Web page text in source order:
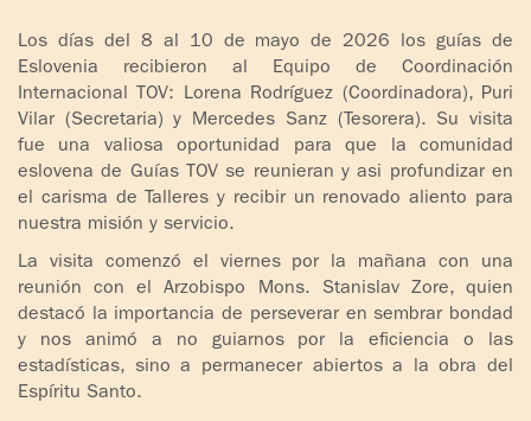
MATRIMONIAL
ENCUENTRO DE
EXPERIENCIA DE
DIOS
CHARLAS Y
JORNADAS DE
EVANGELIZACIÓN
CÍRCULOS DE
ORACIÓN Y VIDA
OBRA
IGNACIO
LARRAÑAGA
VIDEOS
AUDIOS
Los días del 8 al 10 de mayo de 2026 los guías de
Eslovenia recibieron al Equipo de Coordinación
Internacional TOV: Lorena Rodríguez (Coordinadora), Puri
Vilar (Secretaria) y Mercedes Sanz (Tesorera). Su visita
fue una valiosa oportunidad para que la comunidad
eslovena de Guías TOV se reunieran y asi profundizar en
el carisma de Talleres y recibir un renovado aliento para
nuestra misión y servicio.
La visita comenzó el viernes por la mañana con una
reunión con el Arzobispo Mons. Stanislav Zore, quien
destacó la importancia de perseverar en sembrar bondad
y nos animó a no guiarnos por la eficiencia o las
estadísticas, sino a permanecer abiertos a la obra del
Espíritu Santo.